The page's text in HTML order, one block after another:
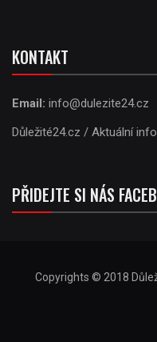
KONTAKT
Email: info@dulezite24.cz
Důležité24.cz / Aktuální
PŘIDEJTE SI NÁS
Copyrights © 2018